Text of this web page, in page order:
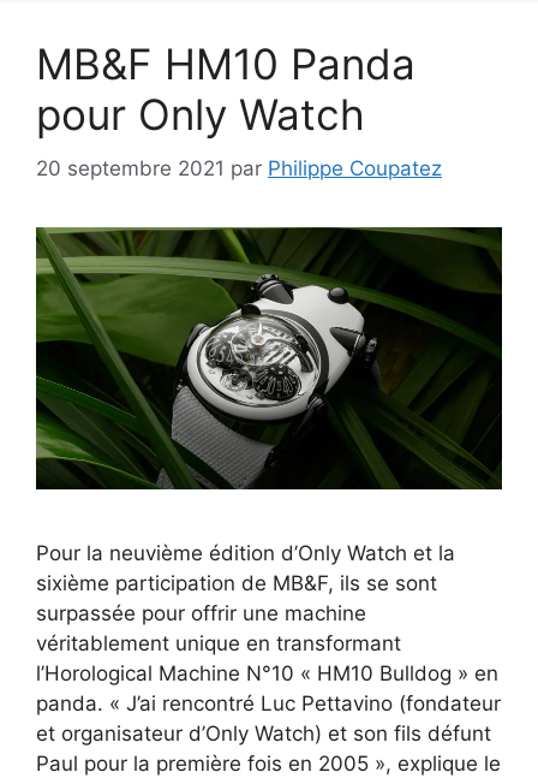
MB&F HM10 Panda
pour Only Watch
20 septembre 2021 par Philippe Coupatez
Pour la neuvième édition d’Only Watch et la
sixième participation de MB&F, ils se sont
surpassée pour offrir une machine
véritablement unique en transformant
l’Horological Machine N°10 « HM10 Bulldog » en
panda. « J’ai rencontré Luc Pettavino (fondateur
et organisateur d’Only Watch) et son fils défunt
Paul pour la première fois en 2005 », explique le